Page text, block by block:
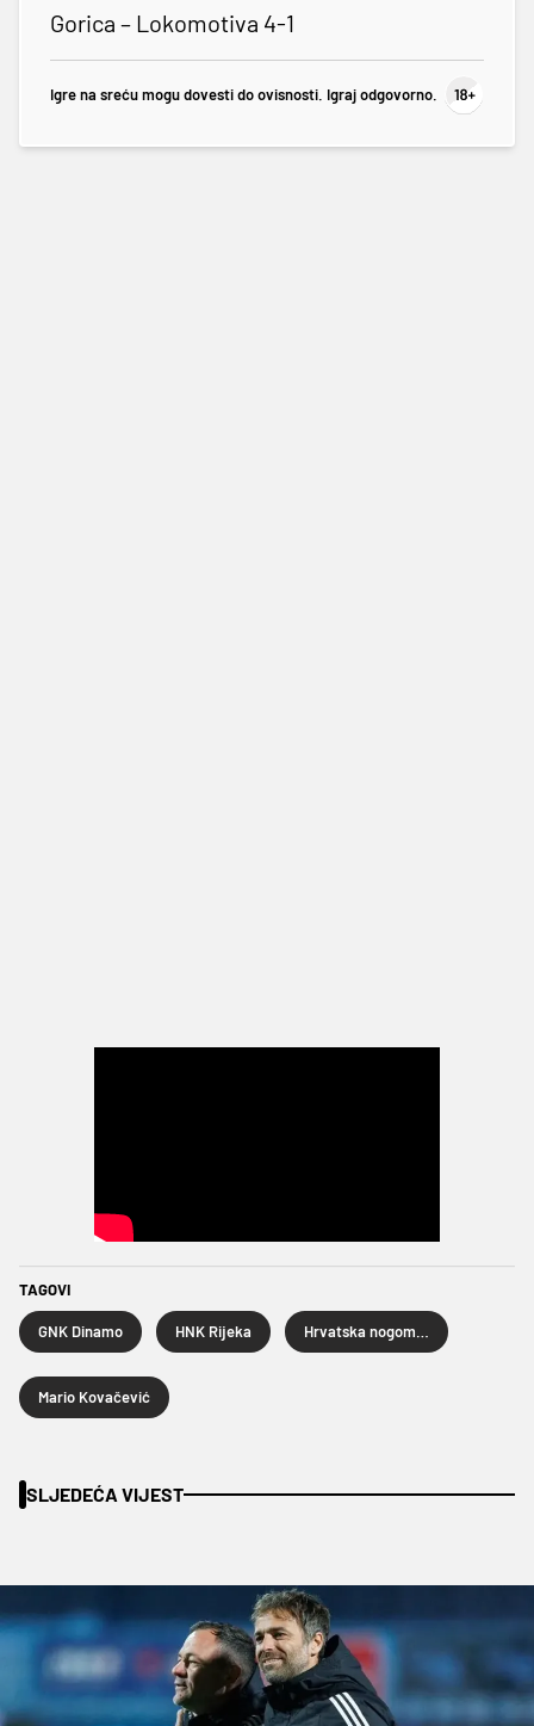
Gorica – Lokomotiva 4-1
Igre na sreću mogu dovesti do ovisnosti. Igraj odgovorno.
TAGOVI
GNK Dinamo HNK Rijeka
Mario Kovačević
SLJEDEĆA VIJEST